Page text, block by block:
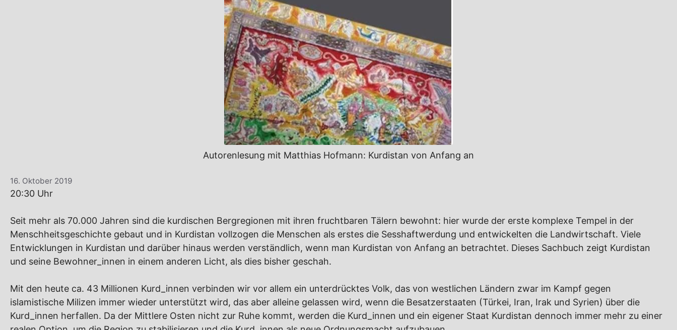
Autorenlesung mit Matthias Hofmann: Kurdistan von Anfang an
16. Oktober 2019
20:30 Uhr
Seit mehr als 70.000 Jahren sind die kurdischen Bergregionen mit ihren fruchtbaren Tälern bewohnt: hier wurde der erste komplexe Tempel in der
Menschheitsgeschichte gebaut und in Kurdistan vollzogen die Menschen als erstes die Sesshaftwerdung und entwickelten die Landwirtschaft. Viele
Entwicklungen in Kurdistan und darüber hinaus werden verständlich, wenn man Kurdistan von Anfang an betrachtet. Dieses Sachbuch zeigt Kurdistan
und seine Bewohner_innen in einem anderen Licht, als dies bisher geschah.
Mit den heute ca. 43 Millionen Kurd_innen verbinden wir vor allem ein unterdrücktes Volk, das von westlichen Ländern zwar im Kampf gegen
islamistische Milizen immer wieder unterstützt wird, das aber alleine gelassen wird, wenn die Besatzerstaaten (Türkei, Iran, Irak und Syrien) über die
Kurd_innen herfallen. Da der Mittlere Osten nicht zur Ruhe kommt, werden die Kurd_innen und ein eigener Staat Kurdistan dennoch immer mehr zu einer